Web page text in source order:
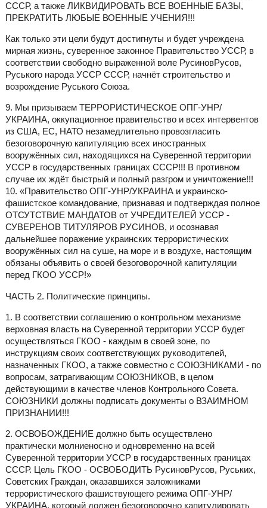
СССР, а также ЛИКВИДИРОВАТЬ ВСЕ ВОЕННЫЕ БАЗЫ,
ПРЕКРАТИТЬ ЛЮБЫЕ ВОЕННЫЕ УЧЕНИЯ!!!
Как только эти цели будут достигнуты и будет учреждена
мирная жизнь, суверенное законное Правительство УССР, в
соответствии свободно выраженной воле РусиновРусов,
Руського народа УССР СССР, начнёт строительство и
возрождение Руського Союза.
9. Мы призываем ТЕРРОРИСТИЧЕСКОЕ ОПГ-УНР/
УКРАИНА, оккупационное правительство и всех интервентов
из США, ЕС, НАТО незамедлительно провозгласить
безоговорочную капитуляцию всех иностранных
вооружённых сил, находящихся на Суверенной территории
УССР в государственных границах СССР!!! В противном
случае их ждёт быстрый и полный разгром и уничтожение!!!
10. «Правительство ОПГ-УНР/УКРАИНА и украинско-
фашистское командование, признавая и подтверждая полное
ОТСУТСТВИЕ МАНДАТОВ от УЧРЕДИТЕЛЕЙ УССР -
СУВЕРЕНОВ ТИТУЛЯРОВ РУСИНОВ, и осознавая
дальнейшее поражение украинских террористических
вооружённых сил на суше, на море и в воздухе, настоящим
обязаны объявить о своей безоговорочной капитуляции
перед ГКОО УССР!»
ЧАСТЬ 2. Политические принципы.
1. В соответствии соглашению о контрольном механизме
верховная власть на Суверенной территории УССР будет
осуществляться ГКОО - каждым в своей зоне, по
инструкциям своих соответствующих руководителей,
назначенных ГКОО, а также совместно с СОЮЗНИКАМИ - по
вопросам, затрагивающим СОЮЗНИКОВ, в целом
действующими в качестве членов Контрольного Совета.
СОЮЗНИКИ должны подписать документы о ВЗАИМНОМ
ПРИЗНАНИИ!!!
2. ОСВОБОЖДЕНИЕ должно быть осуществлено
практически молниеносно и одновременно на всей
Суверенной территории УССР в государственных границах
СССР. Цель ГКОО - ОСВОБОДИТЬ РусиновРусов, Руських,
Советских Граждан, оказавшихся заложниками
террористического фашиствующего режима ОПГ-УНР/
УКРАИНА, который должен безоговорочно капитулировать